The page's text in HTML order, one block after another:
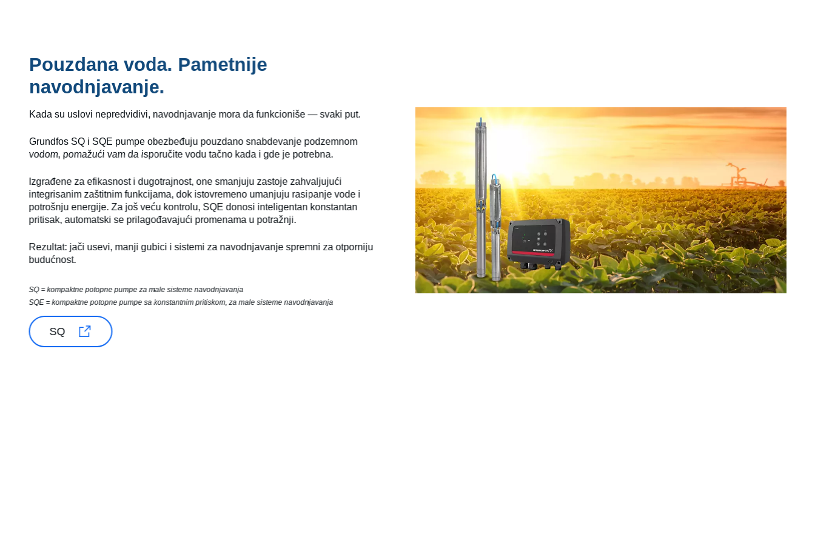
Pouzdana voda. Pametnije
navodnjavanje.
Kada su uslovi nepredvidivi, navodnjavanje mora da funkcioniše — svaki put.
Grundfos SQ i SQE pumpe obezbeđuju pouzdano snabdevanje podzemnom
vodom, pomažući vam da isporučite vodu tačno kada i gde je potrebna.
Izgrađene za efikasnost i dugotrajnost, one smanjuju zastoje zahvaljujući
integrisanim zaštitnim funkcijama, dok istovremeno umanjuju rasipanje vode i
potrošnju energije. Za još veću kontrolu, SQE donosi inteligentan konstantan
pritisak, automatski se prilagođavajući promenama u potražnji.
Rezultat: jači usevi, manji gubici i sistemi za navodnjavanje spremni za otporniju
budućnost.
SQ = kompaktne potopne pumpe za male sisteme navodnjavanja
SQE = kompaktne potopne pumpe sa konstantnim pritiskom, za male sisteme navodnjavanja
SQ